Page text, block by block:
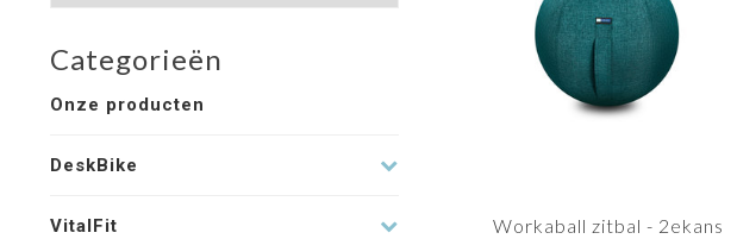
Categorieën
Onze producten
DeskBike
VitalFit Workaball zitbal - 2ekans